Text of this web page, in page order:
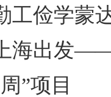
工俭学蒙
海出发
”项目